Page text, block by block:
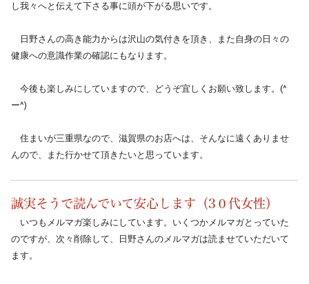
し我々へと伝えて下さる事に頭が下がる思いです。
日野さんの高き能力からは沢山の気付きを頂き、また自身の日々の
健康への意識作業の確認にもなります。
今後も楽しみにしていますので、どうぞ宜しくお願い致します。(^
ー^)
住まいが三重県なので、滋賀県のお店へは、そんなに遠くありませ
んので、また行かせて頂きたいと思っています。
誠実そうで読んでいて安心します（3０代女性）
いつもメルマガ楽しみにしています。いくつかメルマガとっていた
のですが、次々削除して、日野さんのメルマガは読ませていただいて
ます。